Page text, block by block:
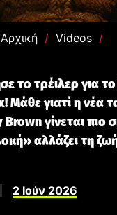
δείτε
Αρχική / Videos /
το τρέιλερ για
γιατί η νέα
γίνεται πιο
αλλάζει τη
2 Ιούν 2026